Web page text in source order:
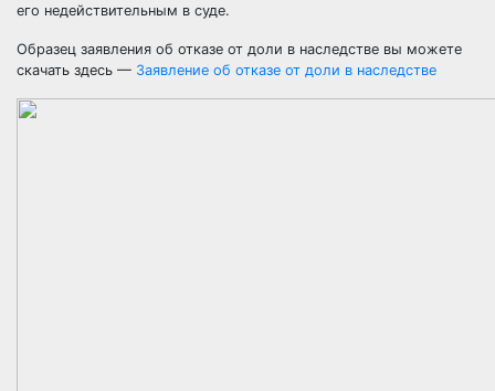
его недействительным в суде.
Образец заявления об отказе от доли в наследстве вы можете
скачать здесь — Заявление об отказе от доли в наследстве